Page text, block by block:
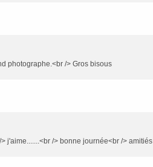
photographe.<br /> Gros bisous
j'aime.......<br /> bonne journée<br /> amitiés